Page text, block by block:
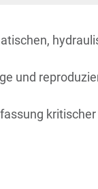
und
kritischer